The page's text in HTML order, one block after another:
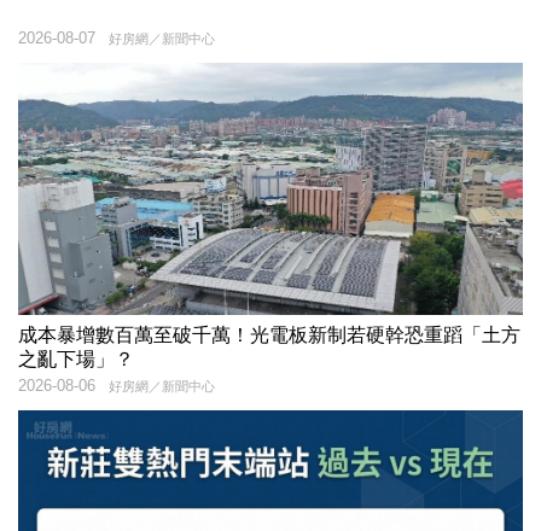
好房網／新聞中心
2026-08-07
成本暴增數百萬至破千萬！光電板新制若硬幹恐重蹈「土方
之亂下場」？
好房網／新聞中心
2026-08-06